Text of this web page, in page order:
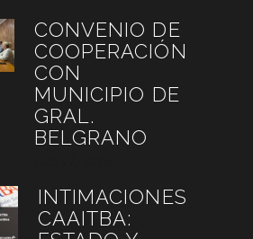
CONVENIO DE
COOPERACIÓN
CON
MUNICIPIO DE
GRAL.
BELGRANO
INTIMACIONES
CAAITBA: